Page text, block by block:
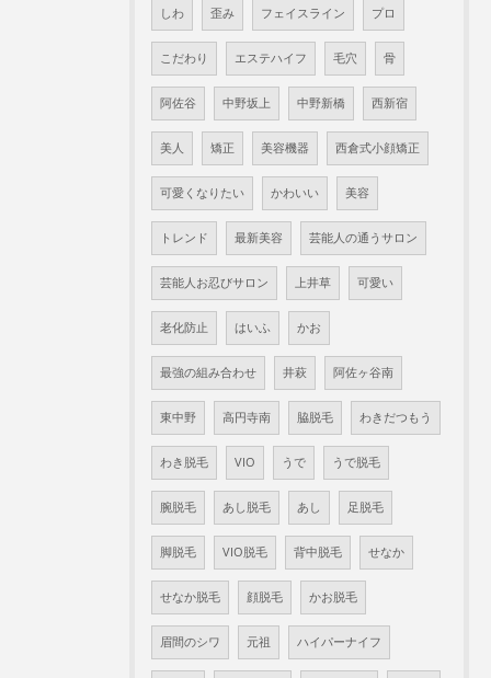
しわ 歪み フェイスライン プロ
こだわり エステハイフ 毛穴 骨
阿佐谷 中野坂上 中野新橋 西新宿
美人 矯正 美容機器 西倉式小顔矯正
可愛くなりたい かわいい 美容
トレンド 最新美容 芸能人の通うサロン
芸能人お忍びサロン 上井草 可愛い
老化防止 はいふ かお
最強の組み合わせ 井萩 阿佐ヶ谷南
東中野 高円寺南 脇脱毛 わきだつもう
わき脱毛 VIO うで うで脱毛
腕脱毛 あし脱毛 あし 足脱毛
脚脱毛 VIO脱毛 背中脱毛 せなか
せなか脱毛 顔脱毛 かお脱毛
眉間のシワ 元祖 ハイパーナイフ